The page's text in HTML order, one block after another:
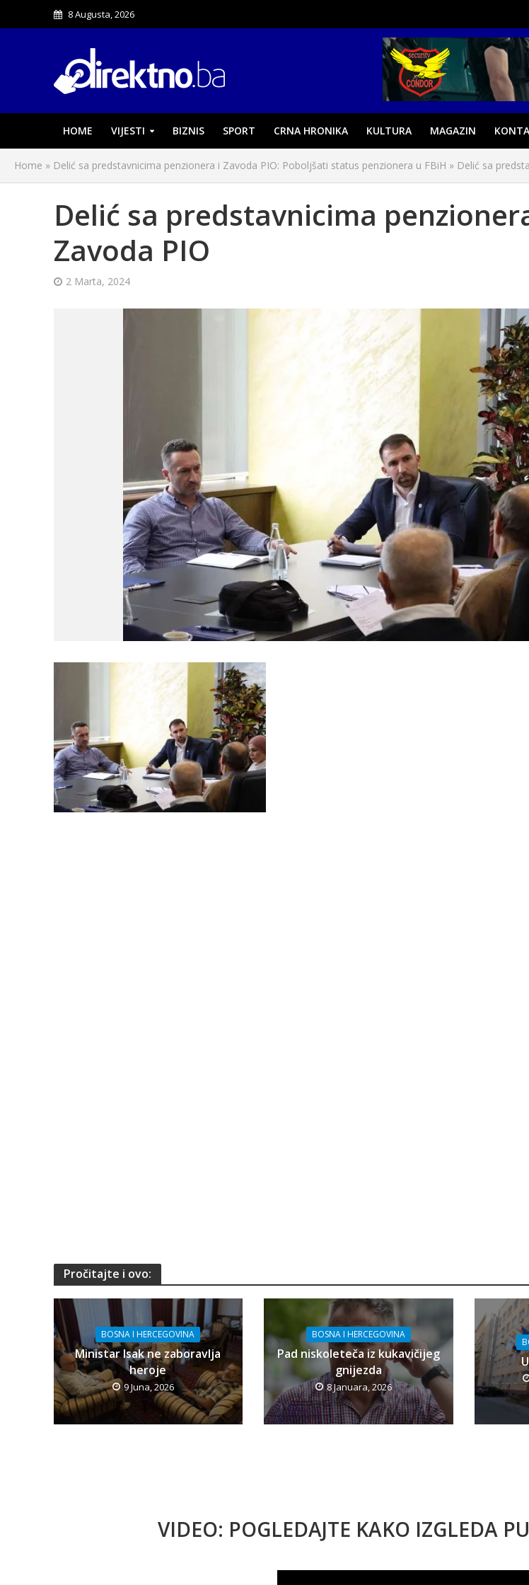
8 Augusta, 2026
HOME VIJESTI BIZNIS SPORT CRNA HRONIKA KULTURA MAGAZIN
Home » Delić sa predstavnicima penzionera i Zavoda PIO: Poboljšati status penzionera u FBiH » Delić sa
Delić sa predstavnicima
Zavoda PIO
2 Marta, 2024
Pročitajte i ovo:
BOSNA I HERCEGOVINA
Ministar Isak ne zaboravlja
heroje
9 Juna, 2026
BOSNA I HERCEGOVINA
Pad niskoleteča iz kukavičijeg
gnijezda
8 Januara, 2026
VIDEO: POGLEDAJTE KAKO IZGLEDA